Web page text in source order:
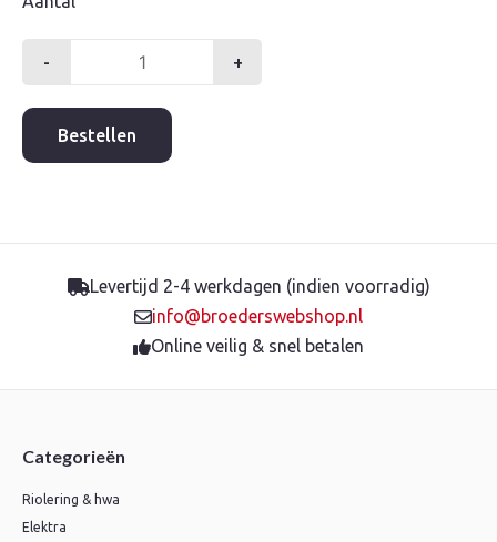
-
1''
bi.dr.gegalv.
aantal
+
Bestellen
Levertijd 2-4 werkdagen (indien voorradig)
info@broederswebshop.nl
Online veilig & snel betalen
Categorieën
Riolering & hwa
Elektra